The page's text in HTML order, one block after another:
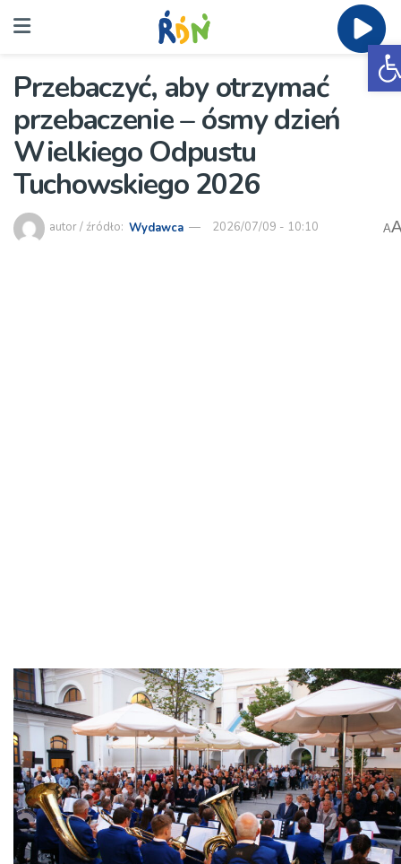
Przebaczyć, aby otrzymać
przebaczenie – ósmy dzień
Wielkiego Odpustu
Tuchowskiego 2026
autor / źródło: Wydawca 2026/07/09 - 10:10 A